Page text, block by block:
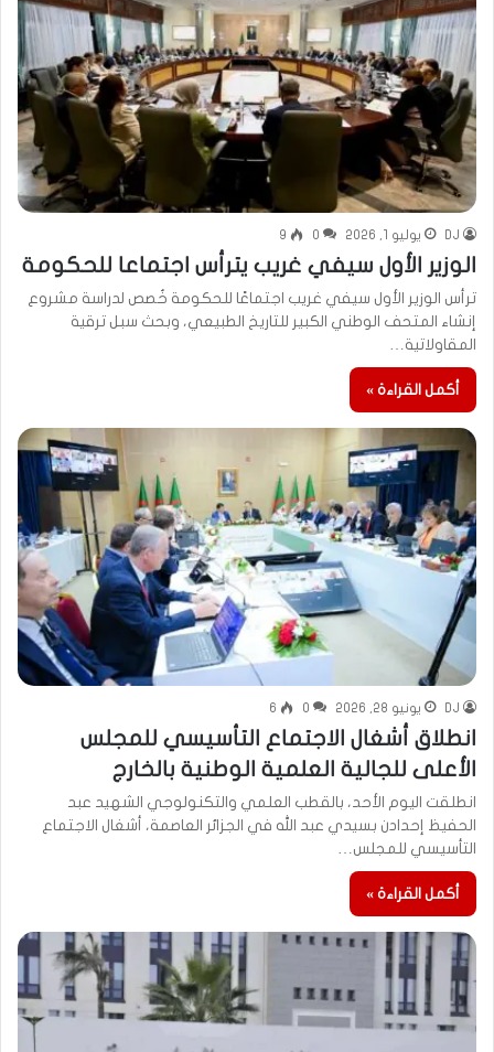
DJ يوليو 1, 2026 0
9
الوزير الأول سيفي غريب يترأس اجتماعا للحكومة
ترأس الوزير الأول سيفي غريب اجتماعًا للحكومة خُصص لدراسة مشروع
إنشاء المتحف الوطني الكبير للتاريخ الطبيعي، وبحث سبل ترقية
المقاولاتية…
أكمل القراءة »
DJ يونيو 28, 2026 0
6
انطلاق أشغال الاجتماع التأسيسي للمجلس
الأعلى للجالية العلمية الوطنية بالخارج
انطلقت اليوم الأحد، بالقطب العلمي والتكنولوجي الشهيد عبد
الحفيظ إحدادن بسيدي عبد الله في الجزائر العاصمة، أشغال الاجتماع
التأسيسي للمجلس…
أكمل القراءة »